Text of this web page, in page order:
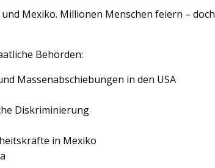
Mexiko. Millionen Menschen feiern – doch
Behörden:
Massenabschiebungen in den USA
Diskriminierung
in Mexiko